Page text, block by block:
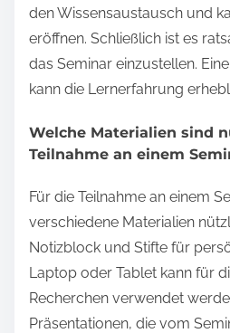
den Wissensaustausch und
eröffnen. Schließlich ist es
das Seminar einzustellen.
kann die Lernerfahrung
Welche Materialien sind
Teilnahme an einem
Für die Teilnahme an einem
verschiedene Materialien
Notizblock und Stifte für
Laptop oder Tablet kann für
Recherchen verwendet
Präsentationen, die vom